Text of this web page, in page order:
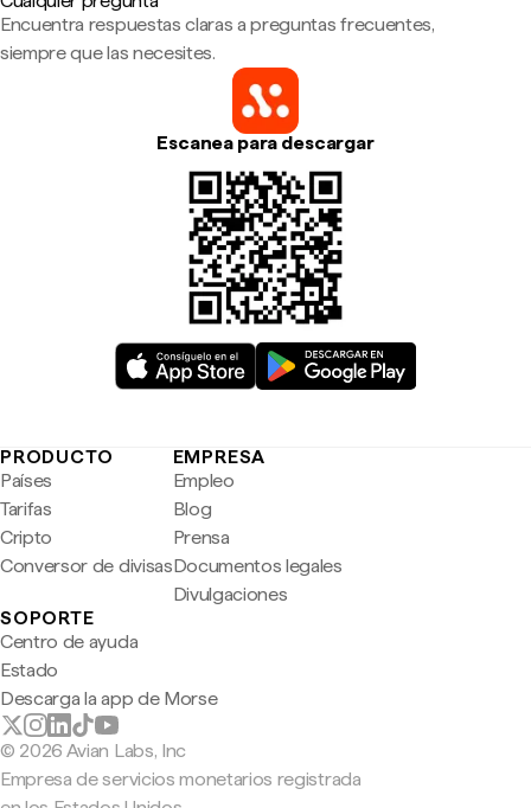
Encuentra respuestas claras a preguntas frecuentes,
siempre que las necesites.
Escanea para descargar
PRODUCTO
Países
Tarifas
Cripto
Conversor de divisas
EMPRESA
Empleo
Blog
Prensa
Documentos legales
Divulgaciones
SOPORTE
Centro de ayuda
Estado
Descarga la app de Morse
© 2026 Avian Labs, Inc
Empresa de servicios monetarios registrada